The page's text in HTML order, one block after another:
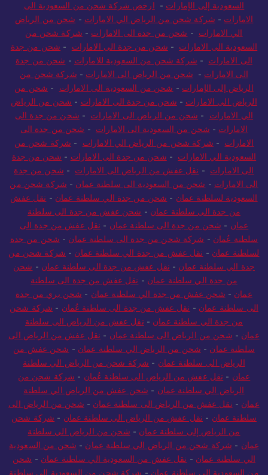
السعودية إلى الإمارات
-ارخص شركة شحن من السعودية الى
الامارات- شركة شحن من الرياض الي الامارات
شحن من الرياض
الي الامارات - شحن من جدة الى الامارات - شركة شحن من
السعودية الى الامارات
شحن من جدة الى الامارات
شحن من جدة
الى الامارات
شركة شحن من السعودية للامارات
شحن من جدة
الى الامارات - شحن من الرياض الى الامارات- شركة شحن من
الرياض إلى الإمارات
شحن من السعودية الى الامارات
شحن من
الرياض الى الامارات
شحن من جدة الى الامارات
شحن من الرياض
الي الامارات
شحن من الرياض الى الامارات
شحن من جدة الى
الامارات
شحن من السعودية الى الامارات -
شحن من جدة الى
الامارات
- شركة شحن من الرياض الي الامارات -
شركة شحن من
السعودية الي الامارات
شحن من جدة الى الامارات
شحن من جدة
الى الامارات
نقل عفش من الرياض الى الامارات
شحن من جدة
الى الامارات
-شحن من السعودية الى سلطنة عمان
شركة شحن من
السعودية لسلطنة عمان
شحن من جدة الي سلطنة عمان
نقل عفش
من جدة الى سلطنة عمان
- شحن عفش من جدة الى سلطنة
عمان - شحن من جدة الى سلطنة عمان - نقل عفش من جدة الى
سلطنة عُمان
شركة شحن من جدة الى سلطنة عمان
شحن من جدة
لسلطنة عمان - نقل عفش من جدة الي سلطنة عمان -
شركة شحن من
جدة الي سلطنة عمان - نقل عفش من جدة الى سلطنة عمان -
شحن
من جدة الي سلطنة عمان-
نقل عفش من جدة الى سلطنة
عمان- شحن عفش من جدة الي سلطنة عمان-
شحن بري من جدة
الى سلطنة عمان
نقل عفش من جدة الى سلطنة عُمان-
شركة شحن
من جدة الي سلطنة عمان
- نقل عفش من الرياض الى سلطنة
عمان - شحن من الرياض الى سلطنة عمان -
نقل عفش من الرياض الى
سلطنة عمان
شحن من الرياض الي سلطنة عمان -
شحن عفش من
الرياض الى سلطنة عمان-
شركة شحن من الرياض الي سلطنة
عمان - نقل عفش من الرياض الى سلطنة عُمان - شركة شحن من
الرياض الي سلطنة عمان
-شحن عفش من الرياض الي سلطنة
عمان- نقل عفش من الرياض الى سلطنة عمان-
شحن من الرياض الى
سلطنة عمان
نقل عفش من الرياض الى سلطنة عمان-
شركة شحن
من الرياض إلى سلطنة عمان
شحن من الرياض الي سلطنة
عمان
شركة شحن من الرياض الي سلطنة عمان -شحن من السعودية
الي سلطنة عمان
-نقل عفش من السعودية الي سلطنة عمان
شحن